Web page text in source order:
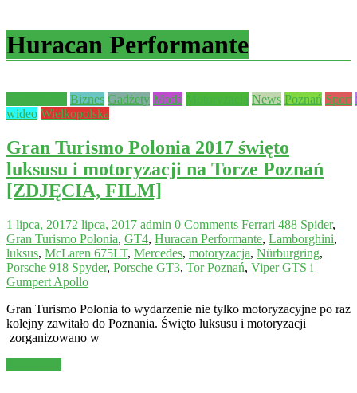
Huracan Performante
Biznes Gadżety Moda News Poznań Sport
wideo Wielkopolska
Gran Turismo Polonia 2017 święto
luksusu i motoryzacji na Torze Poznań
[ZDJĘCIA, FILM]
1 lipca, 20172 lipca, 2017 admin 0 Comments Ferrari 488 Spider,
Gran Turismo Polonia, GT4, Huracan Performante, Lamborghini,
luksus, McLaren 675LT, Mercedes, motoryzacja, Nürburgring,
Porsche 918 Spyder, Porsche GT3, Tor Poznań, Viper GTS i
Gumpert Apollo
Gran Turismo Polonia to wydarzenie nie tylko motoryzacyjne po raz
kolejny zawitało do Poznania. Święto luksusu i motoryzacji
zorganizowano w